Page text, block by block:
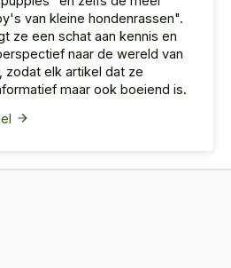
van kleine hondenrassen".
ze een schat aan kennis en
naar de wereld van
zodat elk artikel dat ze
maar ook boeiend is.